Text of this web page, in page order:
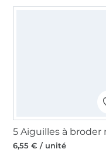
6,55 € / unité